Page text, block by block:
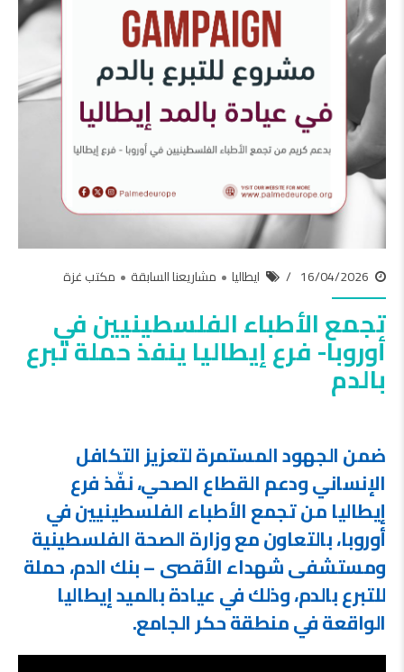
16/04/2026 ايطاليا مشاريعنا السابقة مكتب غزة
تجمع الأطباء الفلسطينيين في
أوروبا- فرع إيطاليا ينفذ حملة تبرع
بالدم
ضمن الجهود المستمرة لتعزيز التكافل
الإنساني ودعم القطاع الصحي، نفّذ فرع
إيطاليا من تجمع الأطباء الفلسطينيين في
أوروبا، بالتعاون مع وزارة الصحة الفلسطينية
ومستشفى شهداء الأقصى – بنك الدم، حملة
للتبرع بالدم، وذلك في عيادة بالميد إيطاليا
الواقعة في منطقة حكر الجامع.